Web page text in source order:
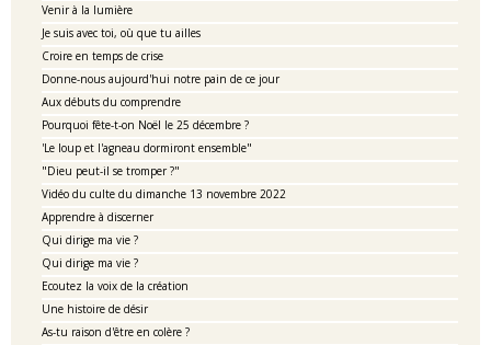
Venir à la lumière
Je suis avec toi, où que tu ailles
Croire en temps de crise
Donne-nous aujourd'hui notre pain de ce jour
Aux débuts du comprendre
Pourquoi fête-t-on Noël le 25 décembre ?
'Le loup et l'agneau dormiront ensemble"
"Dieu peut-il se tromper ?"
Vidéo du culte du dimanche 13 novembre 2022
Apprendre à discerner
Qui dirige ma vie ?
Qui dirige ma vie ?
Ecoutez la voix de la création
Une histoire de désir
As-tu raison d'être en colère ?